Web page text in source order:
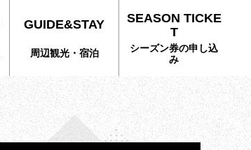
GUIDE&STAY
周辺観光・宿泊
SEASON TICKE
T
シーズン券の申し込
み